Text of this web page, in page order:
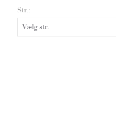
Str.: